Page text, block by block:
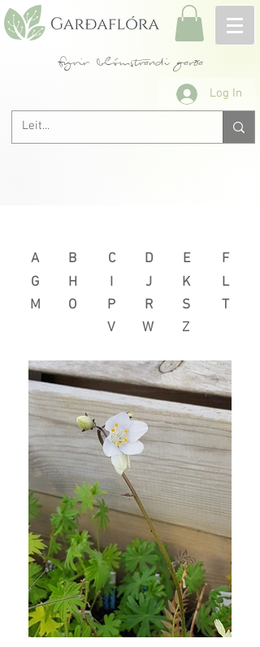
fyrir blómstrandi garða
Log In
A
G
M
B
H
O
C D
E
I
J
K
P
R
S
V
W Z
F
L
T